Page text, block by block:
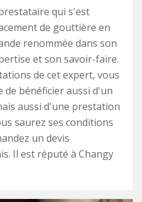
qui s'est
de gouttière en
renommée dans son
et son savoir-faire.
de cet expert, vous
de bénéficier aussi d'un
aussi d'une prestation
saurez ses conditions
un devis
Il est réputé à Changy